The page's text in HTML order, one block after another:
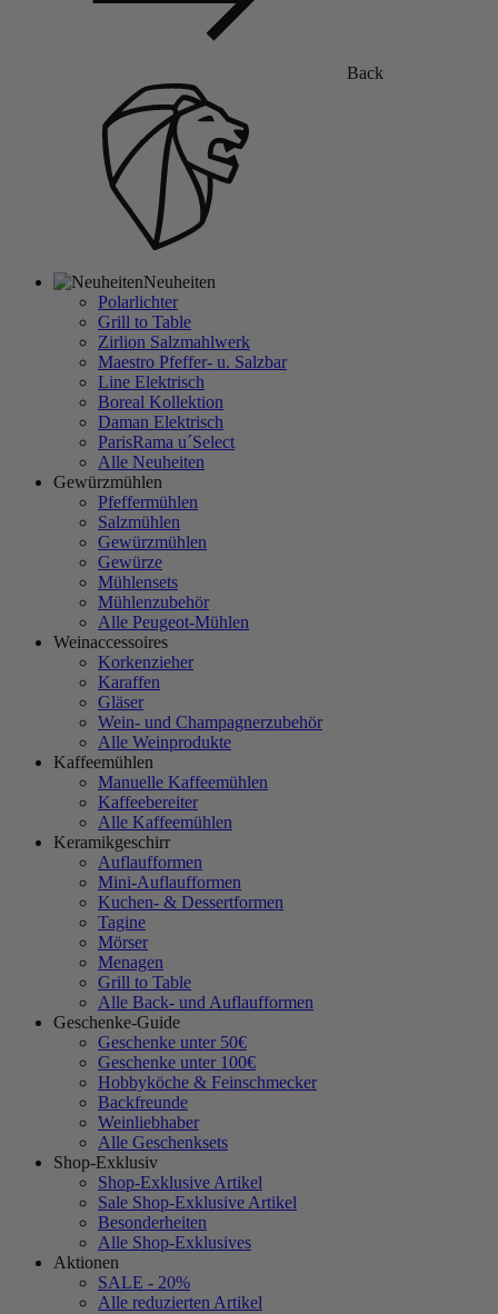
Back
Neuheiten
Polarlichter
Grill to Table
Zirlion Salzmahlwerk
Maestro Pfeffer- u. Salzbar
Line Elektrisch
Boreal Kollektion
Daman Elektrisch
ParisRama u´Select
Alle Neuheiten
Gewürzmühlen
Pfeffermühlen
Salzmühlen
Gewürzmühlen
Gewürze
Mühlensets
Mühlenzubehör
Alle Peugeot-Mühlen
Weinaccessoires
Korkenzieher
Karaffen
Gläser
Wein- und Champagnerzubehör
Alle Weinprodukte
Kaffeemühlen
Manuelle Kaffeemühlen
Kaffeebereiter
Alle Kaffeemühlen
Keramikgeschirr
Auflaufformen
Mini-Auflaufformen
Kuchen- & Dessertformen
Tagine
Mörser
Menagen
Grill to Table
Alle Back- und Auflaufformen
Geschenke-Guide
Geschenke unter 50€
Geschenke unter 100€
Hobbyköche & Feinschmecker
Backfreunde
Weinliebhaber
Alle Geschenksets
Shop-Exklusiv
Shop-Exklusive Artikel
Sale Shop-Exklusive Artikel
Besonderheiten
Alle Shop-Exklusives
Aktionen
SALE - 20%
Alle reduzierten Artikel